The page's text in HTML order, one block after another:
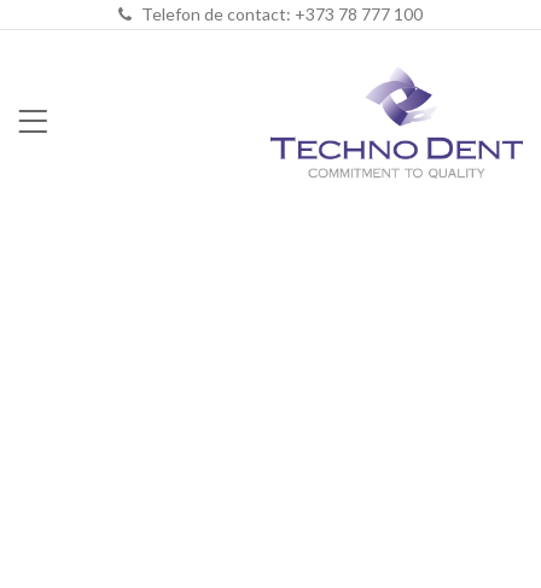
Telefon de contact: +373 78 777 100